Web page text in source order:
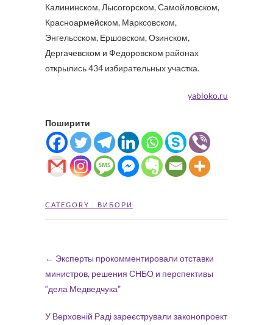
Калининском, Лысогорском, Самойловском,
Красноармейском, Марксовском,
Энгельсском, Ершовском, Озинском,
Дергачевском и Федоровском районах
открылись 434 избирательных участка.
yabloko.ru
Поширити
CATEGORY : ВИБОРИ
← Эксперты прокомментировали отставки
министров, решения СНБО и перспективы
“дела Медведчука”
У Верховній Раді зареєстрували законопроект